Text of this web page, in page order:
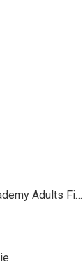
Zoom Mercurial Superfly 10 Academy Adults Firm Ground Football Boots